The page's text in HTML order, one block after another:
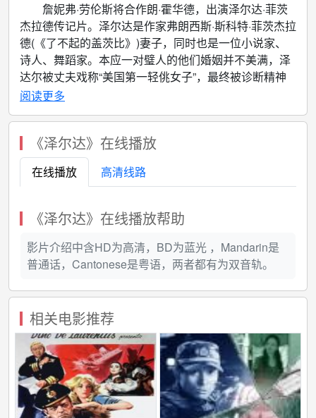
詹妮弗·劳伦斯将合作朗·霍华德，出演泽尔达·菲茨
杰拉德传记片。泽尔达是作家弗朗西斯·斯科特·菲茨杰拉
德(《了不起的盖茨比》)妻子，同时也是一位小说家、
诗人、舞蹈家。本应一对璧人的他们婚姻并不美满，泽
达尔被丈夫戏称“美国第一轻佻女子”，最终被诊断精神
分裂症送进精神病院。
阅读更多
《泽尔达》在线播放
在线播放 高清线路
《泽尔达》在线播放帮助
影片介绍中含HD为高清，BD为蓝光 ，Mandarin是
普通话，Cantonese是粤语，两者都有为双音轨。
相关电影推荐